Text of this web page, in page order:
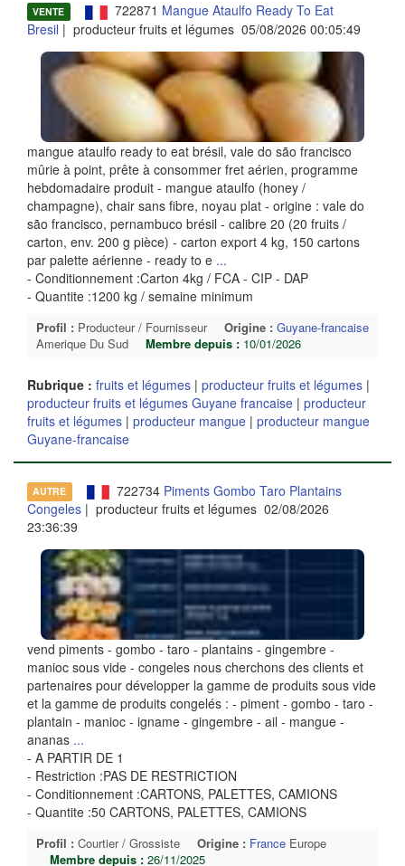
VENTE 722871 Mangue Ataulfo Ready To Eat
Bresil | producteur fruits et légumes 05/08/2026 00:05:49
mangue ataulfo ready to eat brésil, vale do são francisco
mûrie à point, prête à consommer fret aérien, programme
hebdomadaire produit - mangue ataulfo (honey /
champagne), chair sans fibre, noyau plat - origine : vale do
são francisco, pernambuco brésil - calibre 20 (20 fruits /
carton, env. 200 g pièce) - carton export 4 kg, 150 cartons
par palette aérienne - ready to e ...
- Conditionnement :Carton 4kg / FCA - CIP - DAP
- Quantite :1200 kg / semaine minimum
Profil : Producteur / Fournisseur Origine : Guyane-francaise
Amerique Du Sud
Membre depuis : 10/01/2026
Rubrique : fruits et légumes | producteur fruits et légumes |
producteur fruits et légumes Guyane francaise | producteur
fruits et légumes | producteur mangue | producteur mangue
Guyane-francaise
AUTRE 722734 Piments Gombo Taro Plantains
Congeles | producteur fruits et légumes 02/08/2026
23:36:39
vend piments - gombo - taro - plantains - gingembre -
manioc sous vide - congeles nous cherchons des clients et
partenaires pour développer la gamme de produits sous vide
et la gamme de produits congelés : - piment - gombo - taro -
plantain - manioc - igname - gingembre - ail - mangue -
ananas ...
- A PARTIR DE 1
- Restriction :PAS DE RESTRICTION
- Conditionnement :CARTONS, PALETTES, CAMIONS
- Quantite :50 CARTONS, PALETTES, CAMIONS
Profil : Courtier / Grossiste Origine : France Europe
Membre depuis : 26/11/2025